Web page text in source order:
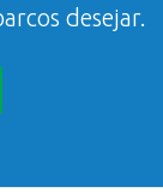
desejar.